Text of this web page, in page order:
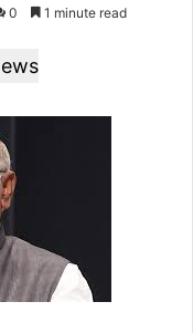
0 1 minute read